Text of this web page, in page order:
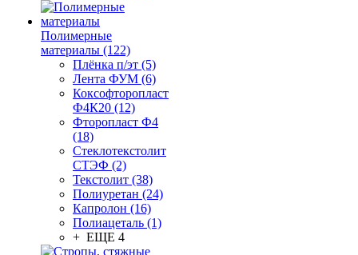
Полимерные
материалы (122)
Плёнка п/эт (5)
Лента ФУМ (6)
Коксофторопласт
Ф4К20 (12)
Фторопласт Ф4
(18)
Стеклотекстолит
СТЭФ (2)
Текстолит (38)
Полиуретан (24)
Капролон (16)
Полиацеталь (1)
+ ЕЩЕ 4